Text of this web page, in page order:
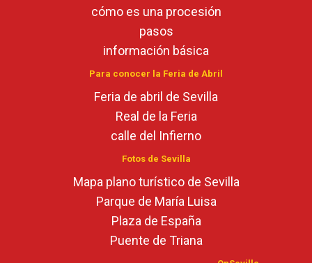
cómo es una procesión
pasos
información básica
Para conocer la Feria de Abril
Feria de abril de Sevilla
Real de la Feria
calle del Infierno
Fotos de Sevilla
Mapa plano turístico de Sevilla
Parque de María Luisa
Plaza de España
Puente de Triana